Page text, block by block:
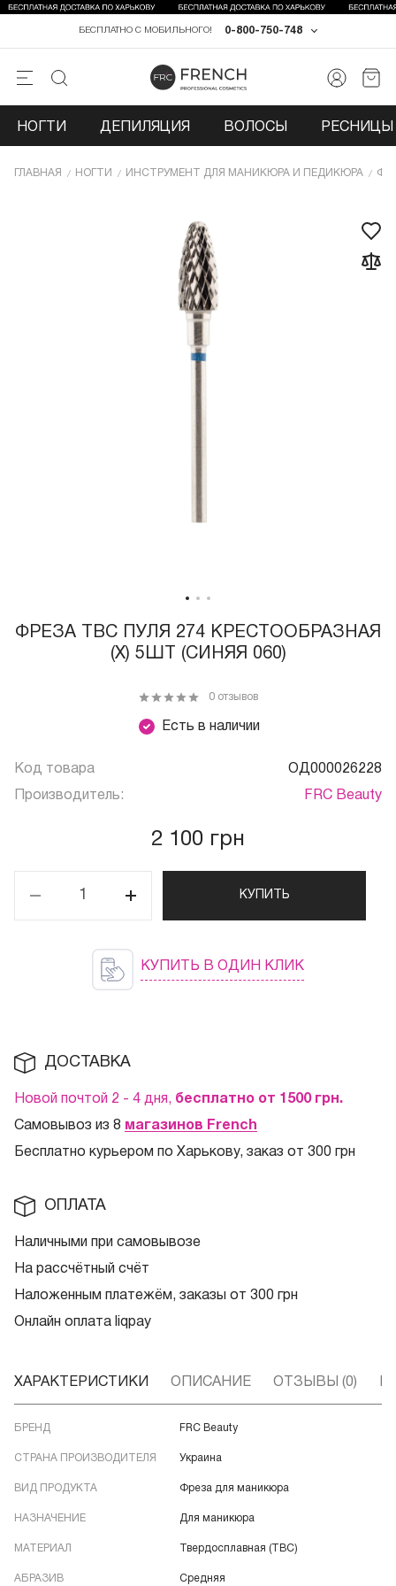
0-800-750-748
БЕСПЛАТНО С МОБИЛЬНОГО!
НОГТИ ДЕПИЛЯЦИЯ ВОЛОСЫ РЕСНИЦЫ
ГЛАВНАЯ НОГТИ ИНCТРУМЕНТ ДЛЯ МАНИКЮРА И ПЕДИКЮРА
ФРЕЗА ТВС ПУЛЯ 274 КРЕСТООБРАЗНАЯ
(X) 5ШТ (СИНЯЯ 060)
Есть в наличии
0 отзывов
Код товара ОД000026228
Производитель: FRC Beauty
2 100 грн
КУПИТЬ
КУПИТЬ В ОДИН КЛИК
ДОСТАВКА
Новой почтой 2 - 4 дня, бесплатно от 1500 грн.
Самовывоз из 8 магазинов French
Бесплатно курьером по Харькову, заказ от 300 грн
ОПЛАТА
Наличными при самовывозе
На рассчётный счёт
Наложенным платежём, заказы от 300 грн
Онлайн оплата liqpay
ХАРАКТЕРИСТИКИ ОПИСАНИЕ ОТЗЫВЫ (0)
БРЕНД FRC Beauty
СТРАНА ПРОИЗВОДИТЕЛЯ Украина
ВИД ПРОДУКТА Фреза для маникюра
НАЗНАЧЕНИЕ Для маникюра
МАТЕРИАЛ Твердосплавная (ТВС)
АБРАЗИВ Средняя